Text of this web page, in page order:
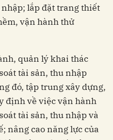
lắp đặt trang thiết
vận hành thử
quản lý khai thác
tài sản, thu nhập
đó, tập trung xây dựng,
định về việc vận hành
tài sản, thu nhập và
nâng cao năng lực của